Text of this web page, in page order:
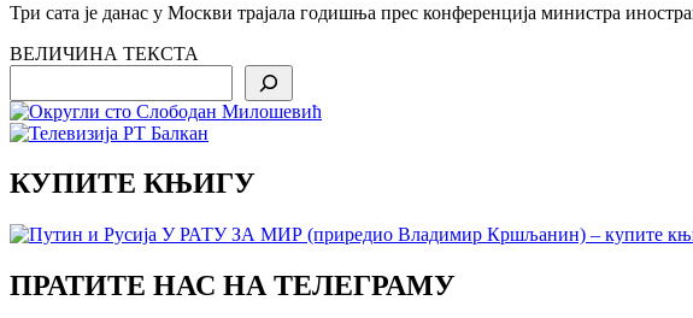
Три сата је данас у Москви трајала годишња прес конференција министра
ВЕЛИЧИНА ТЕКСТА
КУПИТЕ КЊИГУ
ПРАТИТЕ НАС НА ТЕЛЕГРАМУ